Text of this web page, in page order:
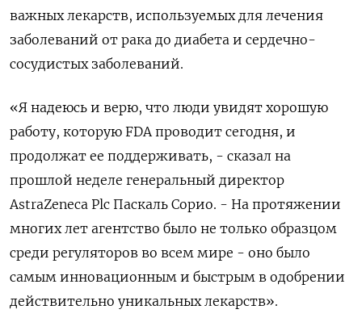
важных лекарств, используемых для лечения
заболеваний от рака до диабета и сердечно-
сосудистых заболеваний.
«Я надеюсь и верю, что люди увидят хорошую
работу, которую FDA проводит сегодня, и
продолжат ее поддерживать, - сказал на
прошлой неделе генеральный директор
AstraZeneca Plc Паскаль Сорио. - На протяжении
многих лет агентство было не только образцом
среди регуляторов во всем мире - оно было
самым инновационным и быстрым в одобрении
действительно уникальных лекарств».